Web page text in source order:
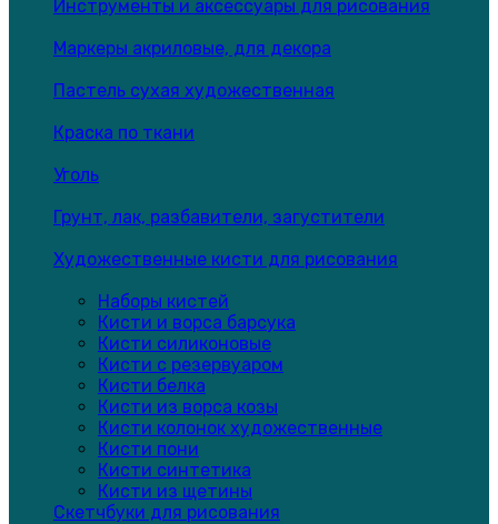
Инструменты и аксессуары для рисования
Маркеры акриловые, для декора
Пастель сухая художественная
Краска по ткани
Уголь
Грунт, лак, разбавители, загустители
Художественные кисти для рисования
Наборы кистей
Кисти и ворса барсука
Кисти силиконовые
Кисти с резервуаром
Кисти белка
Кисти из ворса козы
Кисти колонок художественные
Кисти пони
Кисти синтетика
Кисти из щетины
Скетчбуки для рисования